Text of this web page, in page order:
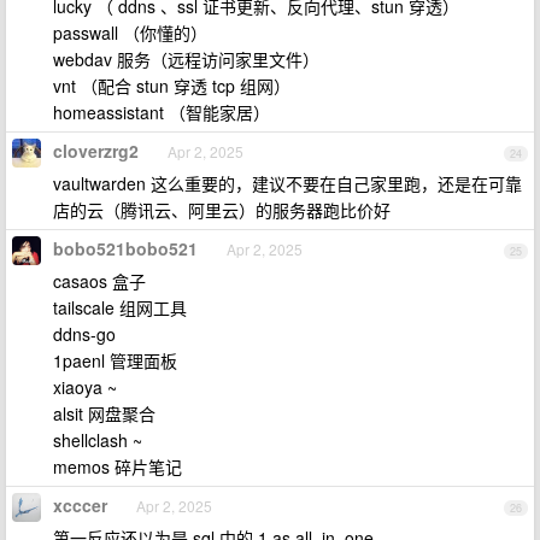
lucky （ ddns 、ssl 证书更新、反向代理、stun 穿透）
passwall （你懂的）
webdav 服务（远程访问家里文件）
vnt （配合 stun 穿透 tcp 组网）
homeassistant （智能家居）
24
cloverzrg2 Apr 2, 2025
vaultwarden 这么重要的，建议不要在自己家里跑，还是在可靠
店的云（腾讯云、阿里云）的服务器跑比价好
25
bobo521bobo521 Apr 2, 2025
casaos 盒子
tailscale 组网工具
ddns-go
1paenl 管理面板
xiaoya ~
alsit 网盘聚合
shellclash ~
memos 碎片笔记
26
xcccer Apr 2, 2025